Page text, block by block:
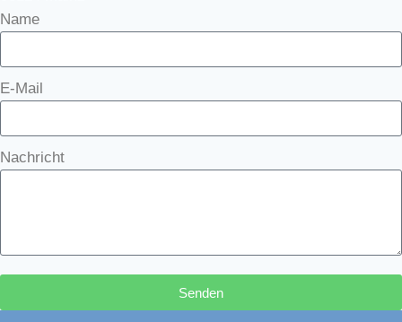
Name
E-Mail
Nachricht
Senden